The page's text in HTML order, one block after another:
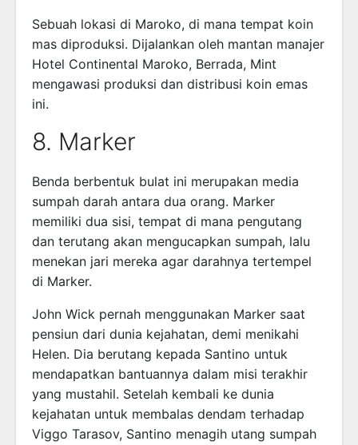
Sebuah lokasi di Maroko, di mana tempat koin
mas diproduksi. Dijalankan oleh mantan manajer
Hotel Continental Maroko, Berrada, Mint
mengawasi produksi dan distribusi koin emas
ini.
8. Marker
Benda berbentuk bulat ini merupakan media
sumpah darah antara dua orang. Marker
memiliki dua sisi, tempat di mana pengutang
dan terutang akan mengucapkan sumpah, lalu
menekan jari mereka agar darahnya tertempel
di Marker.
John Wick pernah menggunakan Marker saat
pensiun dari dunia kejahatan, demi menikahi
Helen. Dia berutang kepada Santino untuk
mendapatkan bantuannya dalam misi terakhir
yang mustahil. Setelah kembali ke dunia
kejahatan untuk membalas dendam terhadap
Viggo Tarasov, Santino menagih utang sumpah